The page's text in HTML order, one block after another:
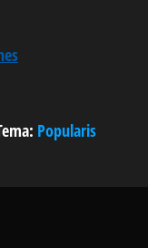
Popularis